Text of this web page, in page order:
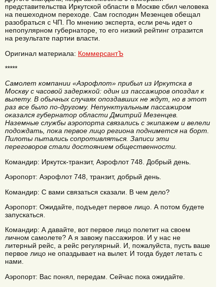
представительства Иркутской области в Москве сбил человека
на пешеходном переходе. Сам господин Мезенцев обещал
разобраться с ЧП. По мнению эксперта, если речь идет о
непопулярном губернаторе, то его низкий рейтинг отразится
на результате партии власти.
Оригинал материала: КоммерсантЪ
*****
Самолет компании «Аэрофлот» прибыл из Иркутска в
Москву с часовой задержкой: один из пассажиров опоздал к
вылету. В обычных случаях опоздавших не ждут, но в этот
раз все было по-другому. Непунктуальным пассажиром
оказался губернатор области Дмитрий Мезенцев.
Наземные службы аэропорта связались с экипажем и велели
подождать, пока первое лицо региона поднимется на борт.
Пилоты пытались сопротивляться. Записи эти
переговоров стали достоянием общественности.
Командир: Иркутск-транзит, Аэрофлот 748. Добрый день.
Аэропорт: Аэрофлот 748, транзит, добрый день.
Командир: С вами связаться сказали. В чем дело?
Аэропорт: Ожидайте, подъедет первое лицо. А потом будете
запускаться.
Командир: А давайте, вот первое лицо полетит на своем
личном самолете? А я завожу пассажиров. И у нас не
литерный рейс, а рейс регулярный. И, пожалуйста, пусть ваше
первое лицо не опаздывает на вылет. И тогда будет летать с
нами.
Аэропорт: Вас понял, передам. Сейчас пока ожидайте.